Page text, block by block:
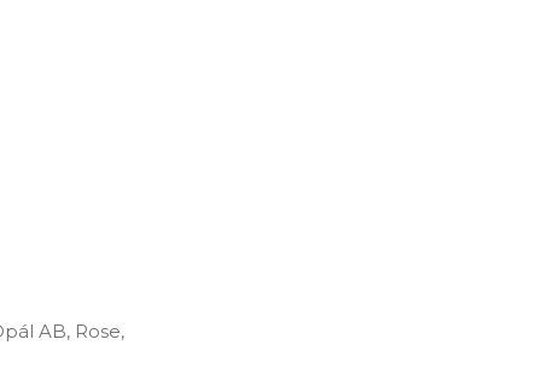
AB, Rose,